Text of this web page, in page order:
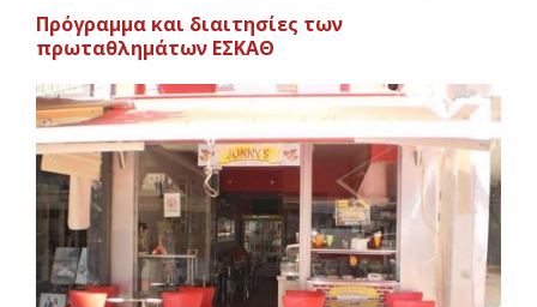
Πρόγραμμα και διαιτησίες των
πρωταθλημάτων ΕΣΚΑΘ